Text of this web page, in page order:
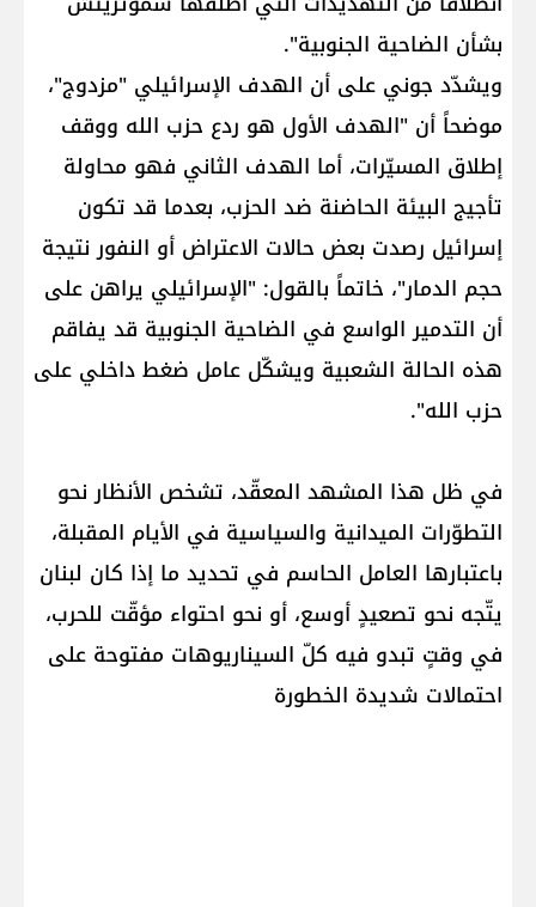
بشأن الضاحية الجنوبية".
ويشدّد جوني على أن الهدف الإسرائيلي "مزدوج"،
موضحاً أن "الهدف الأول هو ردع حزب الله ووقف
إطلاق المسيّرات، أما الهدف الثاني فهو محاولة
تأجيج البيئة الحاضنة ضد الحزب، بعدما قد تكون
إسرائيل رصدت بعض حالات الاعتراض أو النفور نتيجة
حجم الدمار"، خاتماً بالقول: "الإسرائيلي يراهن على
أن التدمير الواسع في الضاحية الجنوبية قد يفاقم
هذه الحالة الشعبية ويشكّل عامل ضغط داخلي على
حزب الله".
في ظل هذا المشهد المعقّد، تشخص الأنظار نحو
التطوّرات الميدانية والسياسية في الأيام المقبلة،
باعتبارها العامل الحاسم في تحديد ما إذا كان لبنان
يتّجه نحو تصعيدٍ أوسع، أو نحو احتواء مؤقّت للحرب،
في وقتٍ تبدو فيه كلّ السيناريوهات مفتوحة على
احتمالات شديدة الخطورة